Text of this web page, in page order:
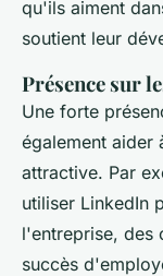
qu'ils aiment
soutient leur
Présence sur
Une forte
également aider
attractive. Par
utiliser LinkedIn
l'entreprise, des
succès